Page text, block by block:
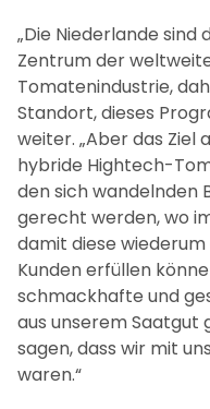
„Die Niederlande
Zentrum der
Tomatenindustrie,
Standort, dieses
weiter. „Aber das Ziel
hybride Hightech-
den sich wandelnden
gerecht werden, wo
damit diese
Kunden erfüllen
schmackhafte und
aus unserem Saatgut
sagen, dass wir mit
waren.“